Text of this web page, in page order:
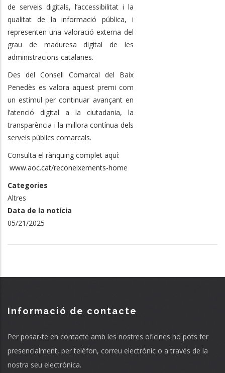
de serveis digitals, l’accessibilitat i la
qualitat de la informació pública, i
representen una valoració externa del
grau de maduresa digital de les
administracions catalanes.
Des del Consell Comarcal del Baix
Penedès es valora aquest premi com
un estímul per continuar avançant en
l’atenció digital a la ciutadania, la
transparència i la millora contínua dels
serveis públics comarcals.
Consulta el rànquing complet aquí:
www.aoc.cat/reconeixements-home
Categories
Altres
Data de la notícia
05/21/2025
Informació de contacte
Per posar-te en contacte amb les nostres oficines ho pots fer
presencialment, per telèfon, correu electrònic o a través de la
nostra seu electrònica.